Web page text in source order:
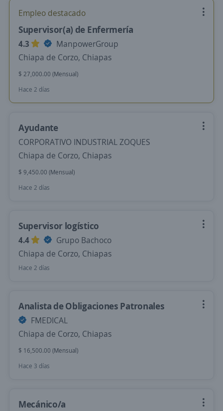
Empleo destacado
Supervisor(a) de Enfermería
4.3
ManpowerGroup
Chiapa de Corzo, Chiapas
$ 27,000.00 (Mensual)
Hace 2 días
Ayudante
CORPORATIVO INDUSTRIAL ZOQUES
Chiapa de Corzo, Chiapas
$ 9,450.00 (Mensual)
Hace 2 días
Supervisor logístico
4.4
Grupo Bachoco
Chiapa de Corzo, Chiapas
Hace 2 días
Analista de Obligaciones Patronales
FMEDICAL
Chiapa de Corzo, Chiapas
$ 16,500.00 (Mensual)
Hace 3 días
Mecánico/a